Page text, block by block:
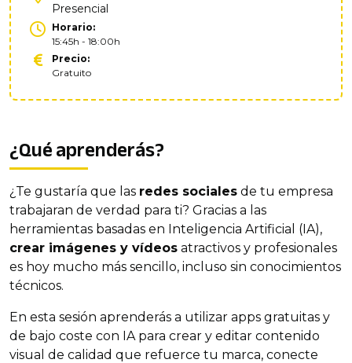
Presencial
Horario:
15:45h - 18:00h
Precio:
Gratuito
¿Qué aprenderás?
¿Te gustaría que las redes sociales de tu empresa
trabajaran de verdad para ti? Gracias a las
herramientas basadas en Inteligencia Artificial (IA),
crear imágenes y vídeos atractivos y profesionales
es hoy mucho más sencillo, incluso sin conocimientos
técnicos.
En esta sesión aprenderás a utilizar apps gratuitas y
de bajo coste con IA para crear y editar contenido
visual de calidad que refuerce tu marca, conecte